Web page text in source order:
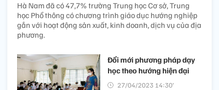
Hà Nam đã có 47,7% trường Trung học Cơ sở, Trung
học Phổ thông có chương trình giáo dục hướng nghiệp
gắn với hoạt động sản xuất, kinh doanh, dịch vụ của địa
phương.
Đổi mới phương pháp dạy
học theo hướng hiện đại
27/04/2023 14:30’